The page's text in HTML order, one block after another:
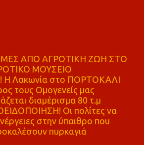
ΑΠΟ ΑΓΡΟΤΙΚΗ ΖΩΗ ΣΤΟ
ΜΟΥΣΕΙΟ
Η Λακωνία στο ΠΟΡΤΟΚΑΛΙ
τους Ομογενείς μας
διαμέρισμα 80 τ.μ
Οι πολίτες να
στην ύπαιθρο που
πυρκαγιά